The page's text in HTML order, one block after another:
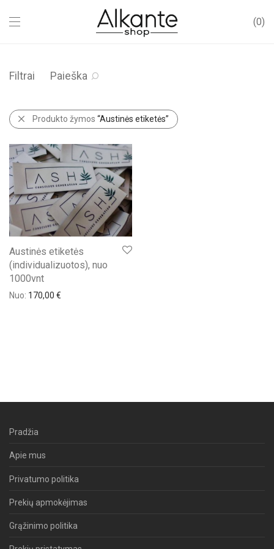
0
Filtrai Paieška
Produkto žymos “Austinės etiketės”
Austinės etiketės
(individualizuotos), nuo
1000vnt
Nuo: 170,00 €
Pradžia
Apie mus
Privatumo politika
Prekių apmokėjimas
Grąžinimo politika